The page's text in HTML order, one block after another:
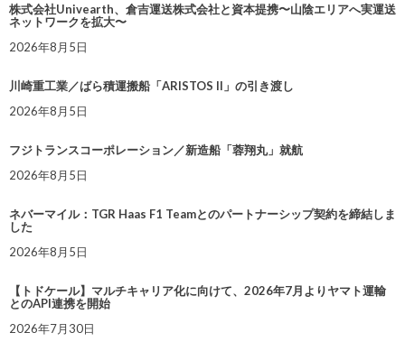
株式会社Univearth、倉吉運送株式会社と資本提携〜山陰エリアへ実運送
ネットワークを拡大〜
2026年8月5日
川崎重工業／ばら積運搬船「ARISTOS II」の引き渡し
2026年8月5日
フジトランスコーポレーション／新造船「蓉翔丸」就航
2026年8月5日
ネバーマイル：TGR Haas F1 Teamとのパートナーシップ契約を締結しま
した
2026年8月5日
【トドケール】マルチキャリア化に向けて、2026年7月よりヤマト運輸
とのAPI連携を開始
2026年7月30日